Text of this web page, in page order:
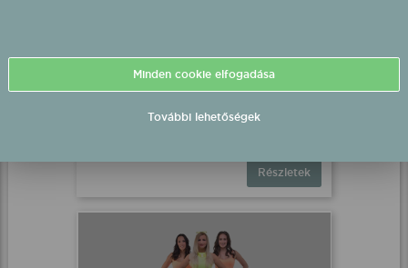
Desperado feat. Timi fellépés
2026.08.02 21:00 UTC+2
Részletek